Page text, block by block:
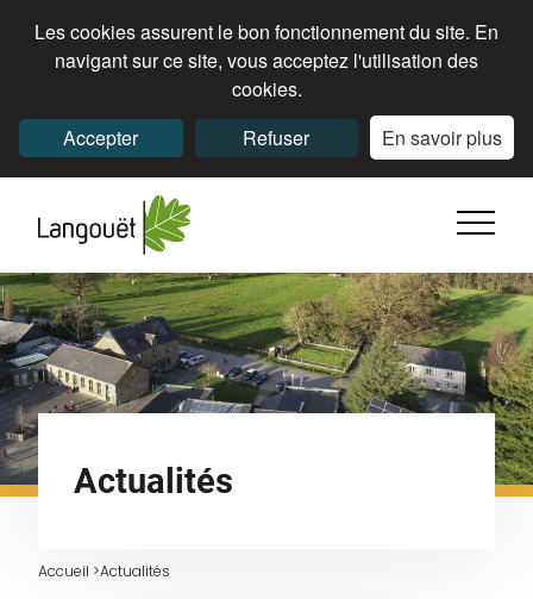
Les cookies assurent le bon fonctionnement du site. En
navigant sur ce site, vous acceptez l'utilisation des
cookies.
Accepter
Refuser En savoir plus
Actualités
Accueil >Actualités